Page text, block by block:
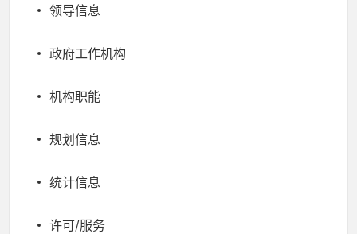
领导信息
政府工作机构
机构职能
规划信息
统计信息
许可/服务